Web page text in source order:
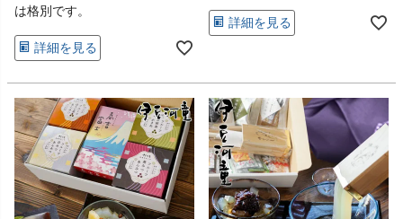
は格別です。
詳細を見る
詳細を見る